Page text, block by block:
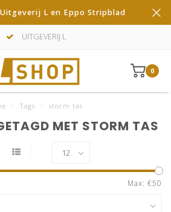
L en Eppo Stripblad
UITGEVERIJ L
0
Tags storm tas
MET STORM TAS
Max: €50